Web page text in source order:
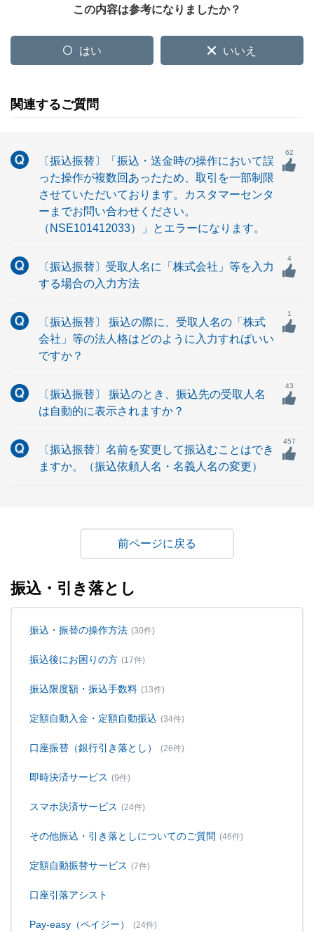
この内容は参考になりましたか？
はい いいえ
関連するご質問
〔振込振替〕「振込・送金時の操作において誤
った操作が複数回あったため、取引を一部制限
させていただいております。カスタマーセンタ
ーまでお問い合わせください。
（NSE101412033）」とエラーになります。
62
〔振込振替〕受取人名に「株式会社」等を入力
する場合の入力方法
4
〔振込振替〕 振込の際に、受取人名の「株式
会社」等の法人格はどのように入力すればいい
ですか？
1
〔振込振替〕 振込のとき、振込先の受取人名
は自動的に表示されますか？
43
〔振込振替〕名前を変更して振込むことはでき
ますか。（振込依頼人名・名義人名の変更）
457
戻る
振込・引き落とし
振込・振替の操作方法 (30件)
振込後にお困りの方 (17件)
振込限度額・振込手数料 (13件)
定額自動入金・定額自動振込 (34件)
口座振替（銀行引き落とし） (26件)
即時決済サービス (9件)
スマホ決済サービス (24件)
その他振込・引き落としについてのご質問 (46件)
定額自動振替サービス (7件)
口座引落アシスト
Pay-easy（ペイジー） (24件)